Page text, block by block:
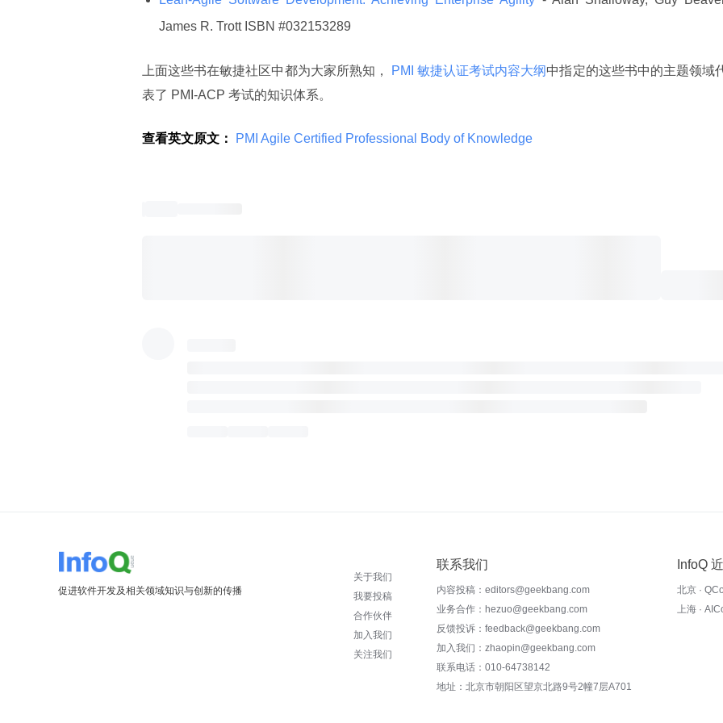
James R. Trott ISBN #032153289
上面这些书在敏捷社区中都为大家所熟知， PMI 敏捷认证考试内容大纲中指定的这些书中的主题领域
表了 PMI-ACP 考试的知识体系。
查看英文原文： PMI Agile Certified Professional Body of Knowledge
促进软件开发及相关领域知识与创新的传播
关于我们
我要投稿
合作伙伴
加入我们
关注我们
联系我们
内容投稿：editors@geekbang.com
业务合作：hezuo@geekbang.com
反馈投诉：feedback@geekbang.com
加入我们：zhaopin@geekbang.com
联系电话：010-64738142
地址：北京市朝阳区望京北路9号2幢7层A701
InfoQ
北京 ·
上海 ·